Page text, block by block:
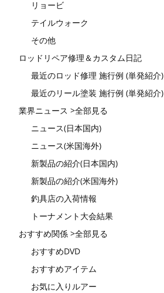
リョービ
テイルウォーク
その他
ロッドリペア修理＆カスタム日記
最近のロッド修理 施行例 (単発紹介)
最近のリール塗装 施行例 (単発紹介)
業界ニュース >全部見る
ニュース(日本国内)
ニュース(米国海外)
新製品の紹介(日本国内)
新製品の紹介(米国海外)
釣具店の入荷情報
トーナメント大会結果
おすすめ関係 >全部見る
おすすめDVD
おすすめアイテム
お気に入りルアー